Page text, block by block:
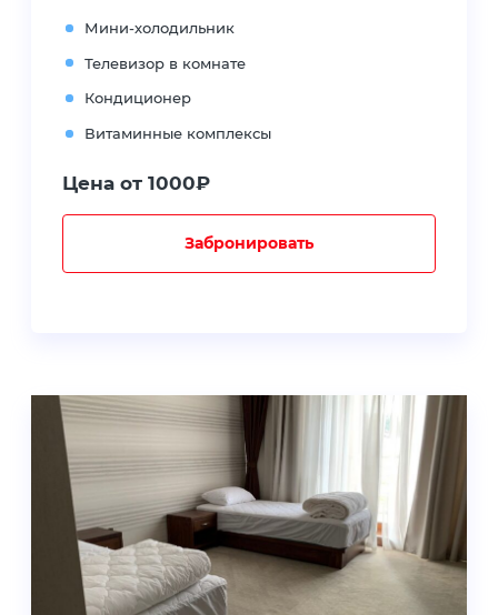
Мини-холодильник
Телевизор в комнате
Кондиционер
Витаминные комплексы
Цена от 1000₽
Забронировать